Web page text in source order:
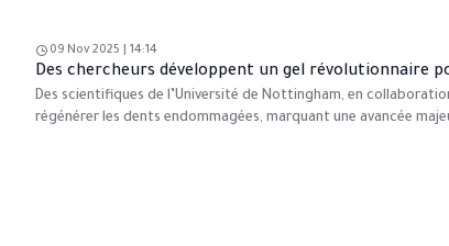
09 Nov 2025 | 14:14
Des chercheurs développent un gel révolutionnaire
Des scientifiques de l’Université de Nottingham, en
régénérer les dents endommagées, marquant une avancée